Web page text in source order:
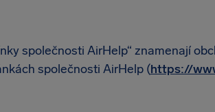
společnosti AirHelp“ znamenají
společnosti AirHelp (https://